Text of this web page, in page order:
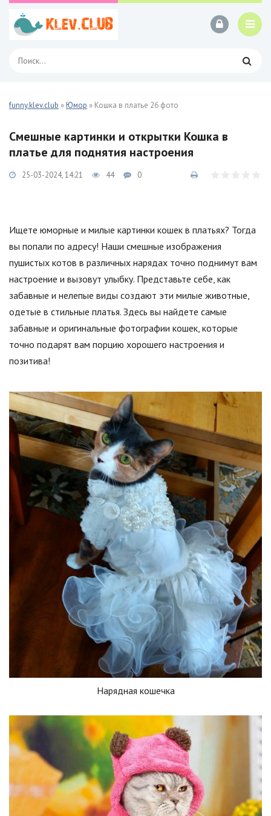
funny.klev.club »Юмор » Кошка в платье 26 фото
Смешные картинки и открытки Кошка в
платье для поднятия настроения
25-03-2024, 14:21 44 0
Ищете юморные и милые картинки кошек в платьях? Тогда
вы попали по адресу! Наши смешные изображения
пушистых котов в различных нарядах точно поднимут вам
настроение и вызовут улыбку. Представьте себе, как
забавные и нелепые виды создают эти милые животные,
одетые в стильные платья. Здесь вы найдете самые
забавные и оригинальные фотографии кошек, которые
точно подарят вам порцию хорошего настроения и
позитива!
Нарядная кошечка